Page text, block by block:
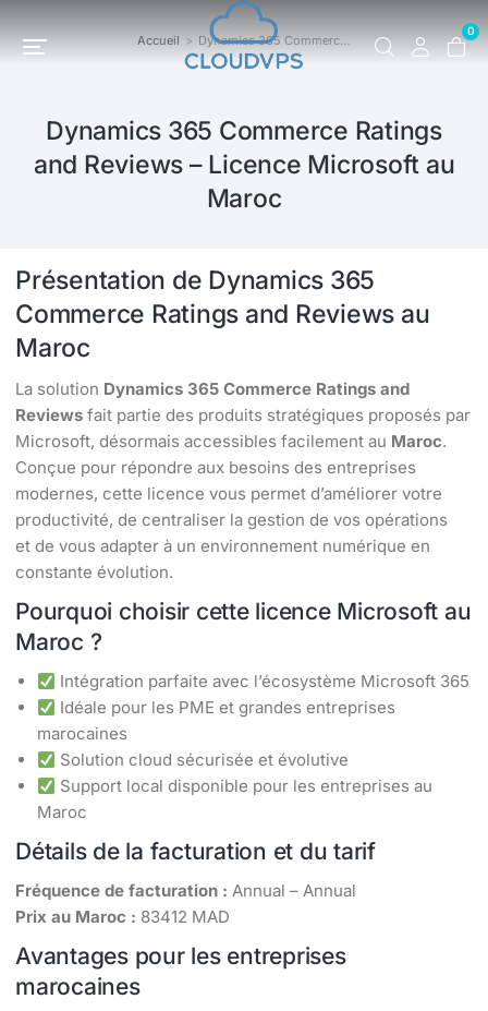
0
Vous êtes ici :Accueil Dynamics 365 Commerc…
Dynamics 365 Commerce Ratings
and Reviews – Licence Microsoft au
Maroc
Présentation de Dynamics 365
Commerce Ratings and Reviews au
Maroc
La solution Dynamics 365 Commerce Ratings and
Reviews fait partie des produits stratégiques proposés par
Microsoft, désormais accessibles facilement au Maroc.
Conçue pour répondre aux besoins des entreprises
modernes, cette licence vous permet d’améliorer votre
productivité, de centraliser la gestion de vos opérations
et de vous adapter à un environnement numérique en
constante évolution.
Pourquoi choisir cette licence Microsoft au
Maroc ?
Intégration parfaite avec l’écosystème Microsoft 365
Idéale pour les PME et grandes entreprises
marocaines
Solution cloud sécurisée et évolutive
Support local disponible pour les entreprises au
Maroc
Détails de la facturation et du tarif
Fréquence de facturation : Annual – Annual
Prix au Maroc : 83412 MAD
Avantages pour les entreprises
marocaines